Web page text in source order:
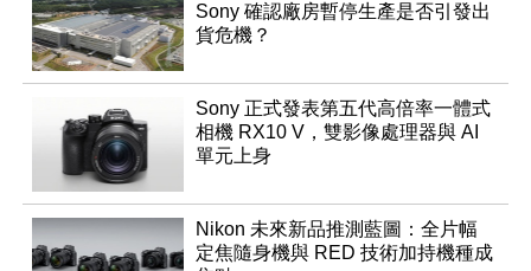
Sony 確認廠房暫停生產是否引發出
貨危機？
Sony 正式發表第五代高倍率一體式
相機 RX10 V，雙影像處理器與 AI
單元上身
Nikon 未來新品推測藍圖：全片幅
定焦隨身機與 RED 技術加持機種成